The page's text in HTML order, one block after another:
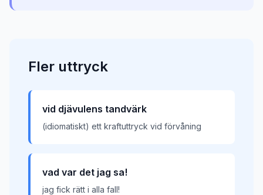
Fler uttryck
vid djävulens tandvärk
(idiomatiskt) ett kraftuttryck vid förvåning
vad var det jag sa!
jag fick rätt i alla fall!